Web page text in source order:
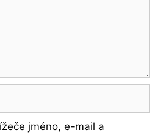
jméno, e-mail a